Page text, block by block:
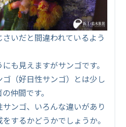
いだと間違われているよう
も見えますがサンゴです。
（好日性サンゴ）とは少し
仲間です。
ンゴ、いろんな違いがあり
するかどうかでしょうか。